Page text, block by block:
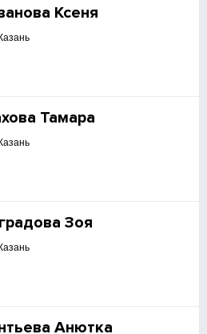
Ксеня
Тамара
Зоя
Анютка